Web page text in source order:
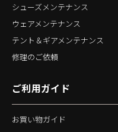
シューズメンテナンス
ウェアメンテナンス
テント＆ギアメンテナンス
修理のご依頼
ご利用ガイド
お買い物ガイド